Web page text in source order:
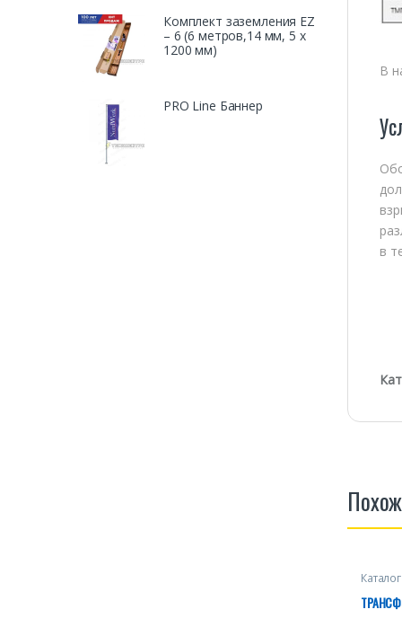
В
в
Комплект заземления EZ
– 6 (6 метров,14 мм, 5 х
1200 мм)
PRO Line Баннер